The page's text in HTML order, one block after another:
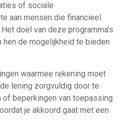
of sociale
aan mensen die financieel
doel van deze programma’s
hen de mogelijkheid te bieden
waarmee rekening moet
lening zorgvuldig door te
of beperkingen van toepassing
je akkoord gaat met een